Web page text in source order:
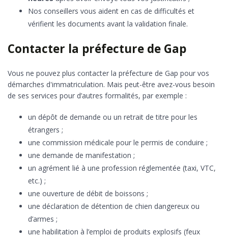
Nos conseillers vous aident en cas de difficultés et
vérifient les documents avant la validation finale.
Contacter la préfecture de Gap
Vous ne pouvez plus contacter la préfecture de Gap pour vos
démarches d'immatriculation. Mais peut-être avez-vous besoin
de ses services pour d’autres formalités, par exemple :
un dépôt de demande ou un retrait de titre pour les
étrangers ;
une commission médicale pour le permis de conduire ;
une demande de manifestation ;
un agrément lié à une profession réglementée (taxi, VTC,
etc.) ;
une ouverture de débit de boissons ;
une déclaration de détention de chien dangereux ou
d’armes ;
une habilitation à l’emploi de produits explosifs (feux